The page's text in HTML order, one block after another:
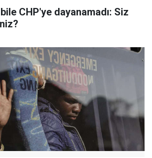
CHP'ye dayanamadı: Siz